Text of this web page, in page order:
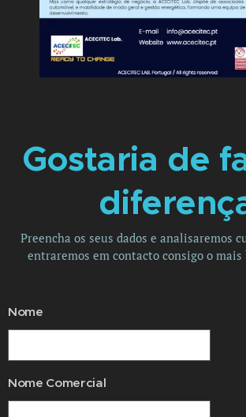
Gostaria de
Preencha os seus dados e analisaremos
entraremos em contacto consigo o mais
Nome
Nome Comercial